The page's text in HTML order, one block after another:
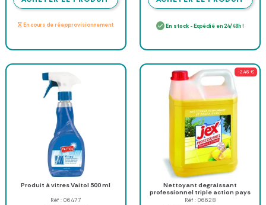
En cours de réapprovisionnement En stock - Expédié en 24/48h !
Produit à vitres Vaitol 500 ml
Réf : 06477
-2,46 €
Nettoyant degraissant
professionnel triple action pays
Niçois - Bidon de 5 L
Réf : 06628